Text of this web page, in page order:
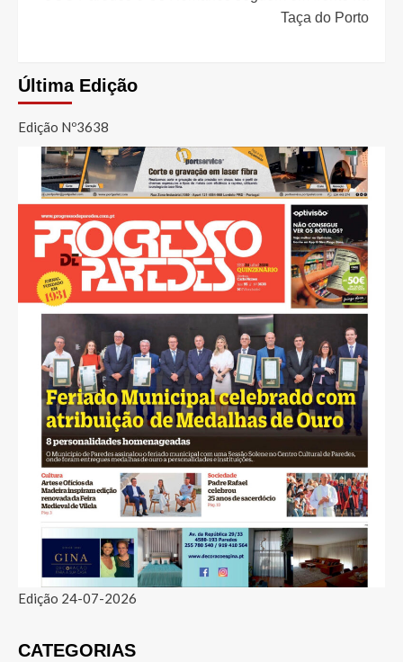
Taça do Porto
Última Edição
Edição Nº3638
Edição 24-07-2026
CATEGORIAS